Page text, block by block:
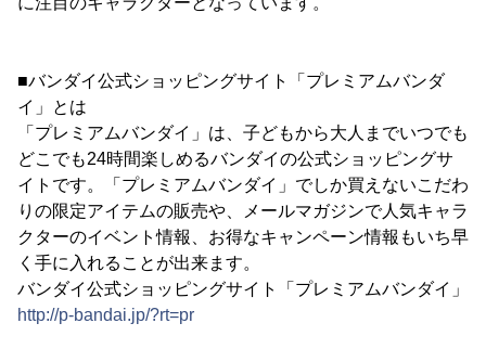
■バンダイ公式ショッピングサイト「プレミアムバンダ
イ」とは
「プレミアムバンダイ」は、子どもから大人までいつでも
どこでも24時間楽しめるバンダイの公式ショッピングサ
イトです。「プレミアムバンダイ」でしか買えないこだわ
りの限定アイテムの販売や、メールマガジンで人気キャラ
クターのイベント情報、お得なキャンペーン情報もいち早
く手に入れることが出来ます。
バンダイ公式ショッピングサイト「プレミアムバンダイ」
http://p-bandai.jp/?rt=pr